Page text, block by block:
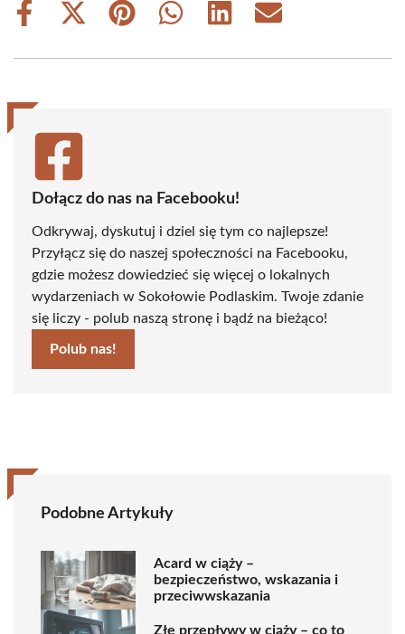
Share
Share
(Twitter)
Share
Share
Share
Share
Dołącz do nas na Facebooku!
Odkrywaj, dyskutuj i dziel się tym co najlepsze!
Przyłącz się do naszej społeczności na Facebooku,
gdzie możesz dowiedzieć się więcej o lokalnych
wydarzeniach w Sokołowie Podlaskim. Twoje zdanie
się liczy - polub naszą stronę i bądź na bieżąco!
Polub nas!
Podobne Artykuły
Acard w ciąży –
bezpieczeństwo, wskazania i
przeciwwskazania
Złe przepływy w ciąży – co to